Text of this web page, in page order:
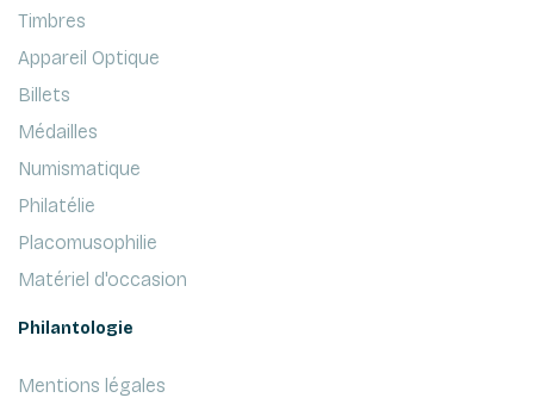
Timbres
Appareil Optique
Billets
Médailles
Numismatique
Philatélie
Placomusophilie
Matériel d'occasion
Philantologie
Mentions légales